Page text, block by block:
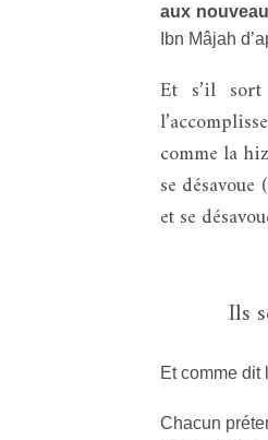
aux
Ibn Mâjah
Et s’il
comme la
se
Ils
Et comme dit
Chacun